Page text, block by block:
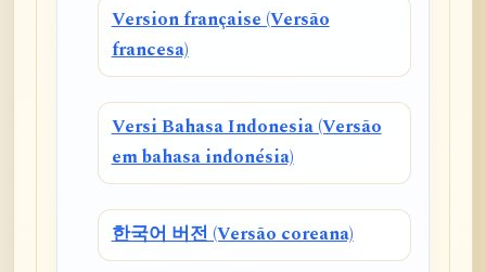
Version française (Versão
francesa)
Versi Bahasa Indonesia (Versão
em bahasa indonésia)
한국어 버전 (Versão coreana)